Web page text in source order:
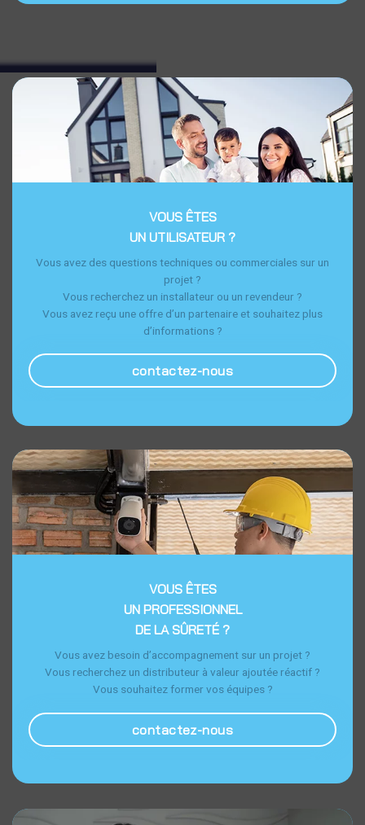
VOUS ÊTES
UN UTILISATEUR ?
Vous avez des questions techniques ou commerciales sur un
projet ?
Vous recherchez un installateur ou un revendeur ?
Vous avez reçu une offre d’un partenaire et souhaitez plus
d’informations ?
contactez-nous
VOUS ÊTES
UN PROFESSIONNEL
DE LA SÛRETÉ ?
Vous avez besoin d’accompagnement sur un projet ?
Vous recherchez un distributeur à valeur ajoutée réactif ?
Vous souhaitez former vos équipes ?
contactez-nous